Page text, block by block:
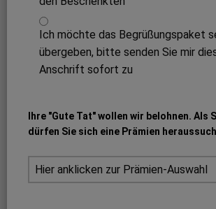
Ich möchte das Begrüßungspaket
übergeben, bitte senden Sie mir
Anschrift sofort zu
Ihre "Gute Tat" wollen wir belohnen. Als
dürfen Sie sich eine Prämien